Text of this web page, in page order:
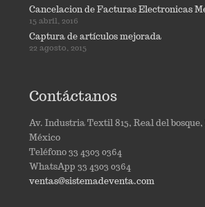
Cancelacion de Facturas Electronicas
15 abril, 2016
Captura de artículos mejorada
22 agosto, 2015
Contáctanos
Av. Industria Textil 815, Real del
México
Teléfono 33 4303 0364
WhatsApp 33 4303 0364
ventas@sistemadeventa.com